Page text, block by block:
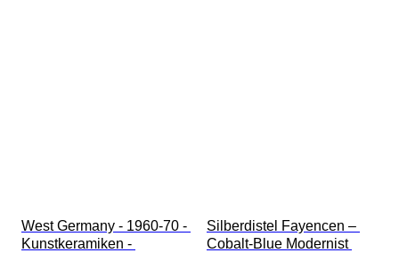
West Germany - 1960-70 -
Kunstkeramiken -
Silberdistel Fayencen –
Cobalt-Blue Modernist